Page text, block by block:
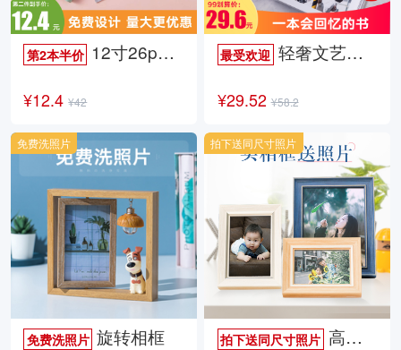
第2本半价 12寸26p时尚杂志册
¥12.4 ¥42
最受欢迎 轻奢文艺照片书
¥29.52 ¥58.2
免费洗照片 旋转相框
免费洗照片
拍下送同尺寸照片高档欧式相框
拍下送同尺寸照片